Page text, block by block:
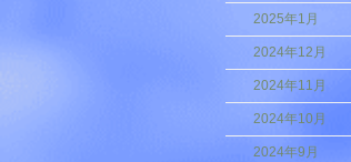
2025年1月
2024年12月
2024年11月
2024年10月
2024年9月